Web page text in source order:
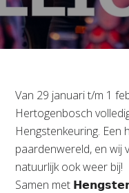
Van 29 januari t/m 1
Hertogenbosch
Hengstenkeuring.
paardenwereld, en
natuurlijk ook weer bij!
Samen met